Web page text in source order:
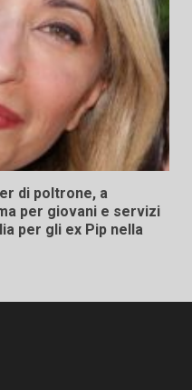
di poltrone, a
per giovani e servizi
per gli ex Pip nella